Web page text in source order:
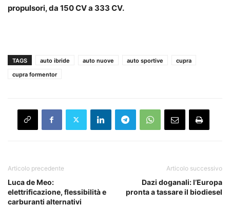
propulsori, da 150 CV a 333 CV.
TAGS auto ibride auto nuove auto sportive
cupra
cupra formentor
Articolo precedente
Luca de Meo:
elettrificazione, flessibilità e
carburanti alternativi
Articolo successivo
Dazi doganali: l’Europa
pronta a tassare il biodiesel